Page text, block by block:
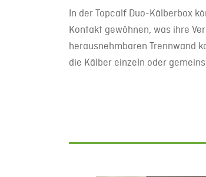
In der Topcalf Duo-Kälberbox
Kontakt gewöhnen, was ihre
herausnehmbaren Trennwand
die Kälber einzeln oder